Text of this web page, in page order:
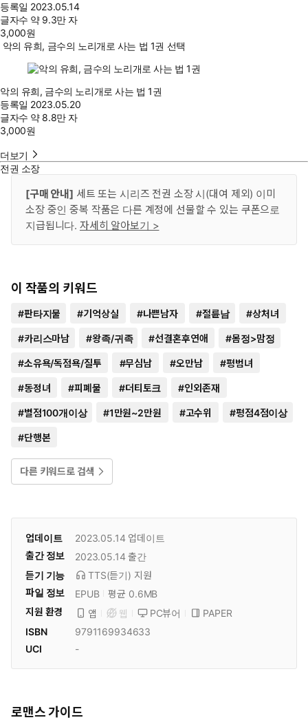
등록일 2023.05.14
글자수 약 9.3만 자
3,000원
악의 유희, 금수의 노리개로 사는 법 1권 선택
악의 유희, 금수의 노리개로 사는 법 1권
등록일 2023.05.20
글자수 약 8.8만 자
3,000원
더보기
전권 소장
[구매 안내] 세트 또는 시리즈 전권 소장 시(대여 제외) 이미
소장 중인 중복 작품은 다른 계정에 선물할 수 있는 쿠폰으로
지급됩니다. 자세히 알아보기 >
이 작품의 키워드
#판타지물 #기억상실 #나쁜남자 #절륜남 #상처녀
#카리스마남 #왕족/귀족 #선결혼후연애 #몸정>맘정
#소유욕/독점욕/질투 #무심남 #오만남 #평범녀
#동정녀 #피폐물 #더티토크 #인외존재
#별점100개이상 #1만원~2만원 #고수위 #평점4점이상
#단행본
다른 키워드로 검색
업데이트 2023.05.14 업데이트
출간 정보
2023.05.14 출간
듣기 기능
TTS(듣기) 지원
파일 정보
EPUB
평균 0.6MB
지원 환경
앱 웹 PC뷰어
PAPER
ISBN
9791169934633
UCI
-
로맨스 가이드